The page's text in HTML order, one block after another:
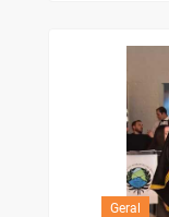
Geral